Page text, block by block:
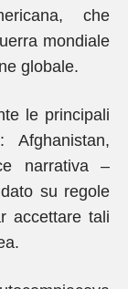
che
mondiale
globale.
le principali
Afghanistan,
narrativa –
su regole
accettare tali